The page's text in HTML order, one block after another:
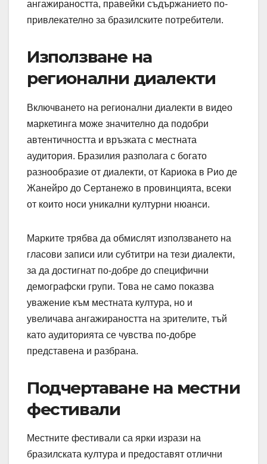
ангажираността, правейки съдържанието по-
привлекателно за бразилските потребители.
Използване на
регионални диалекти
Включването на регионални диалекти в видео
маркетинга може значително да подобри
автентичността и връзката с местната
аудитория. Бразилия разполага с богато
разнообразие от диалекти, от Кариока в Рио де
Жанейро до Сертанежо в провинцията, всеки
от които носи уникални културни нюанси.
Марките трябва да обмислят използването на
гласови записи или субтитри на тези диалекти,
за да достигнат по-добре до специфични
демографски групи. Това не само показва
уважение към местната култура, но и
увеличава ангажираността на зрителите, тъй
като аудиторията се чувства по-добре
представена и разбрана.
Подчертаване на местни
фестивали
Местните фестивали са ярки изрази на
бразилската култура и предоставят отлични